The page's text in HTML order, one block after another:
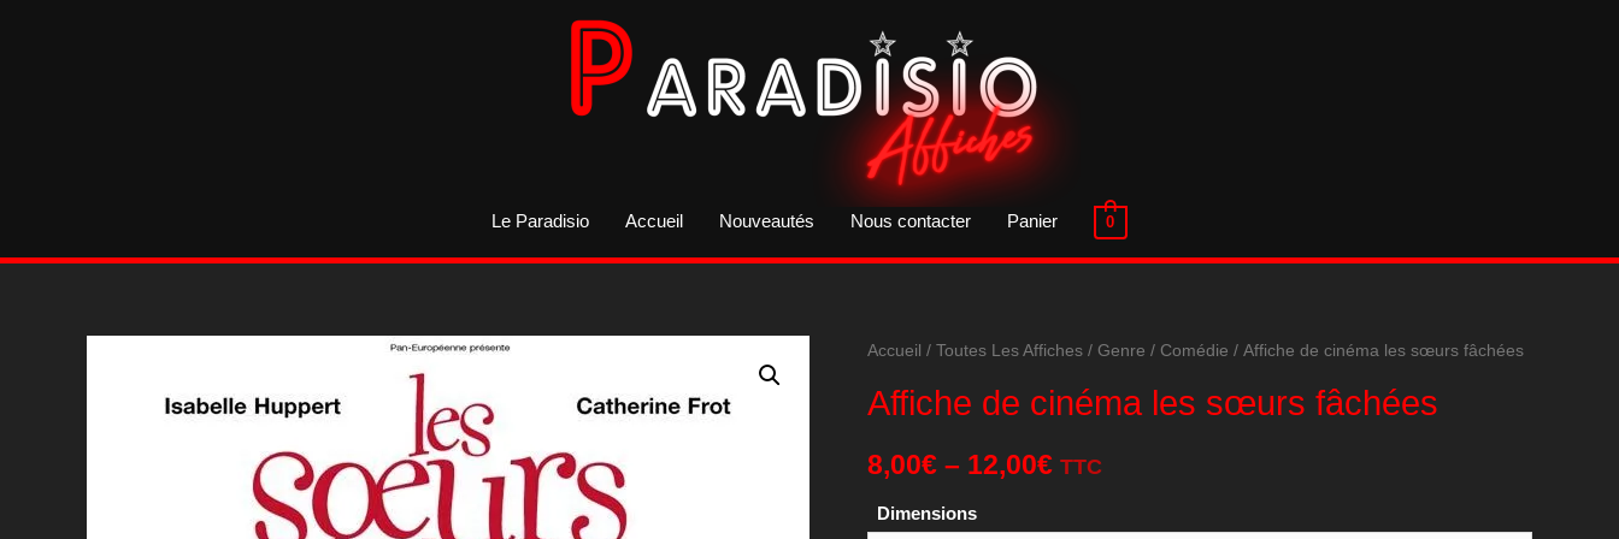
Le Paradisio Accueil Nouveautés Nous contacter Panier 0
Accueil / Toutes Les Affiches / Genre / Comédie / Affiche de cinéma les sœurs fâchées
Affiche de cinéma les sœurs fâchées
8,00€ – 12,00€ TTC
Dimensions